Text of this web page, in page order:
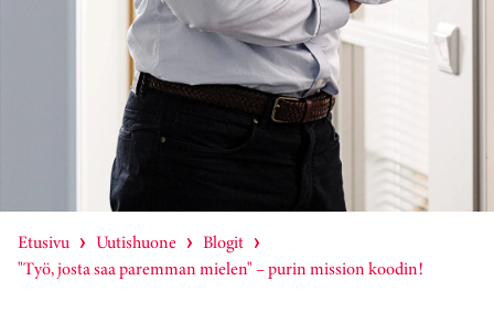
Etusivu Uutishuone
Blogit
"Työ, josta saa paremman mielen" – purin mission koodin!